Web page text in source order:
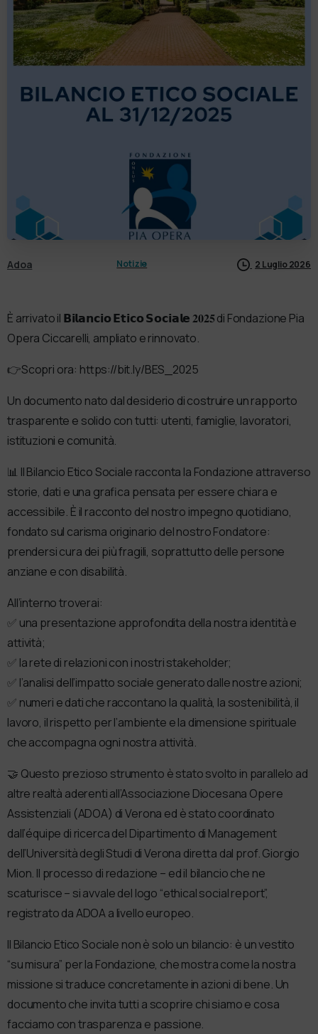
Adoa Notizie 2 Luglio 2026
È arrivato il 𝗕𝗶𝗹𝗮𝗻𝗰𝗶𝗼 𝗘𝘁𝗶𝗰𝗼 𝗦𝗼𝗰𝗶𝗮𝗹𝗲 𝟐𝟎𝟐𝟓 di Fondazione Pia
Opera Ciccarelli, ampliato e rinnovato.
👉Scopri ora: https://bit.ly/BES_2025
Un documento nato dal desiderio di costruire un rapporto
trasparente e solido con tutti: utenti, famiglie, lavoratori,
istituzioni e comunità.
📊 Il Bilancio Etico Sociale racconta la Fondazione attraverso
storie, dati e una grafica pensata per essere chiara e
accessibile. È il racconto del nostro impegno quotidiano,
fondato sul carisma originario del nostro Fondatore:
prendersi cura dei più fragili, soprattutto delle persone
anziane e con disabilità.
All’interno troverai:
✅ una presentazione approfondita della nostra identità e
attività;
✅ la rete di relazioni con i nostri stakeholder;
✅ l’analisi dell’impatto sociale generato dalle nostre azioni;
✅ numeri e dati che raccontano la qualità, la sostenibilità, il
lavoro, il rispetto per l’ambiente e la dimensione spirituale
che accompagna ogni nostra attività.
🤝 Questo prezioso strumento è stato svolto in parallelo ad
altre realtà aderenti all’Associazione Diocesana Opere
Assistenziali (ADOA) di Verona ed è stato coordinato
dall’équipe di ricerca del Dipartimento di Management
dell’Università degli Studi di Verona diretta dal prof. Giorgio
Mion. Il processo di redazione – ed il bilancio che ne
scaturisce – si avvale del logo “ethical social report”,
registrato da ADOA a livello europeo.
Il Bilancio Etico Sociale non è solo un bilancio: è un vestito
“su misura” per la Fondazione, che mostra come la nostra
missione si traduce concretamente in azioni di bene. Un
documento che invita tutti a scoprire chi siamo e cosa
facciamo con trasparenza e passione.